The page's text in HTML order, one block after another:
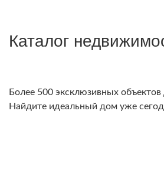
Каталог
Более 500 эксклюзивных
Найдите идеальный дом уже